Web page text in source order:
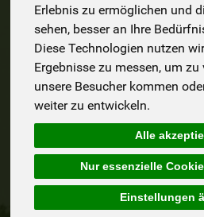
Erlebnis zu ermöglichen und
sehen, besser an Ihre
Diese Technologien nutzen
Ergebnisse zu messen, um zu
unsere Besucher kommen
weiter zu entwickeln.
Alle
Nur essenzielle
Einstellungen
9
Hersteller Allergene